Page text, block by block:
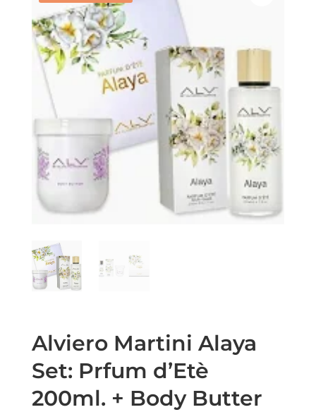
Alviero Martini Alaya
Set: Prfum d’Etè
200ml. + Body Butter